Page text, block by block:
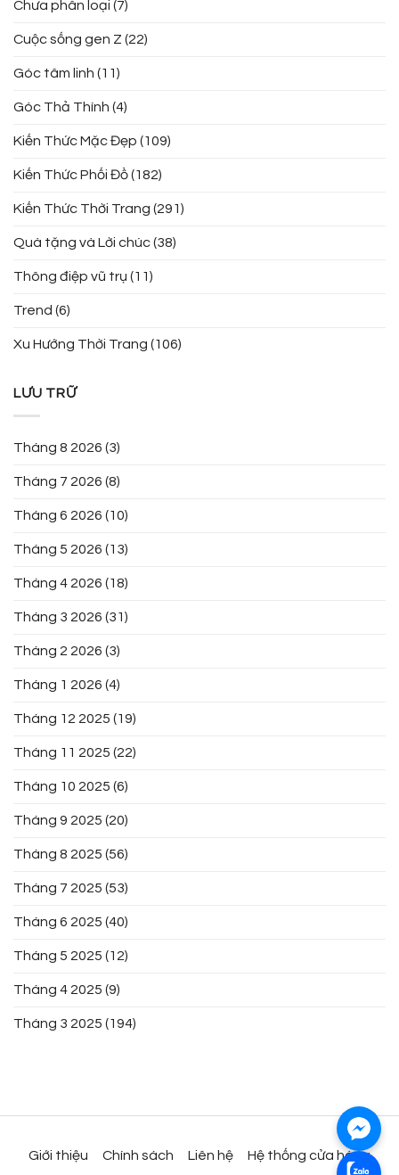
Chưa phân loại (7)
Cuộc sống gen Z (22)
Góc tâm linh (11)
Góc Thả Thính (4)
Kiến Thức Mặc Đẹp (109)
Kiến Thức Phối Đồ(182)
Kiến Thức Thời Trang (291)
Quà tặng và Lời chúc(38)
Thông điệp vũ trụ (11)
Trend (6)
Xu Hướng Thời Trang (106)
LƯU TRỮ
Tháng 8 2026 (3)
Tháng 7 2026 (8)
Tháng 6 2026 (10)
Tháng 5 2026 (13)
Tháng 4 2026 (18)
Tháng 3 2026 (31)
Tháng 2 2026 (3)
Tháng 1 2026 (4)
Tháng 12 2025 (19)
Tháng 11 2025 (22)
Tháng 10 2025 (6)
Tháng 9 2025 (20)
Tháng 8 2025 (56)
Tháng 7 2025 (53)
Tháng 6 2025 (40)
Tháng 5 2025 (12)
Tháng 4 2025 (9)
Tháng 3 2025 (194)
Giới thiệu Chính sách Liên hệ Hệ thống cửa hàng